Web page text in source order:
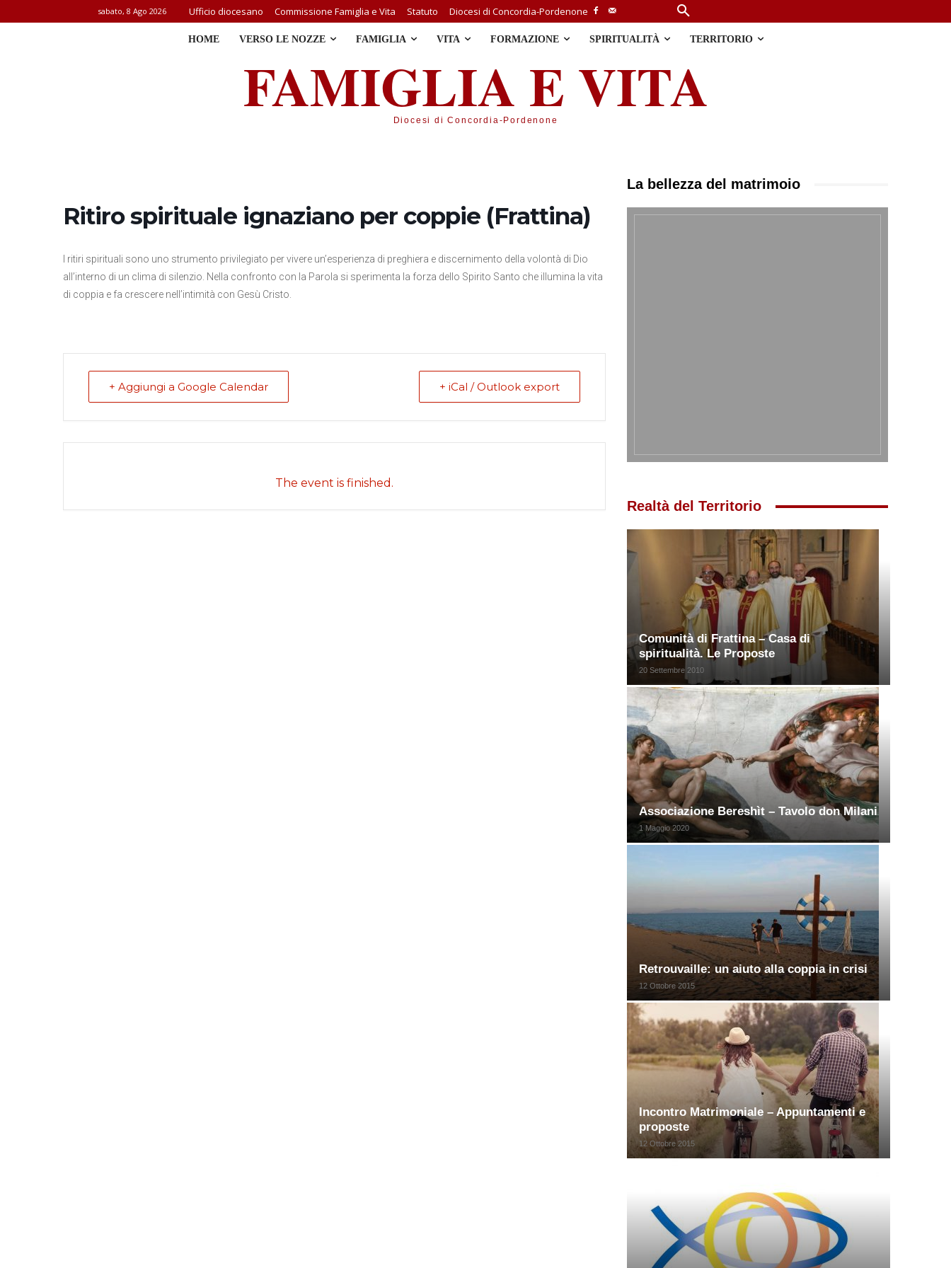
sabato, 8 Ago 2026 Ufficio diocesano Commissione Famiglia e Vita Statuto Diocesi di Concordia-Pordenone
HOME VERSO LE NOZZE FAMIGLIA VITA FORMAZIONE SPIRITUALITÀ TERRITORIO
FAMIGLIA E VITA
Diocesi di Concordia-Pordenone
Ritiro spirituale ignaziano per coppie (Frattina)
I ritiri spirituali sono uno strumento privilegiato per vivere un’esperienza di preghiera e discernimento della volontà di Dio
all’interno di un clima di silenzio. Nella confronto con la Parola si sperimenta la forza dello Spirito Santo che illumina la vita
di coppia e fa crescere nell’intimità con Gesù Cristo.
+ Aggiungi a Google Calendar + iCal / Outlook export
The event is finished.
La bellezza del matrimoio
Realtà del Territorio
Comunità di Frattina – Casa di
spiritualità. Le Proposte
20 Settembre 2010
Associazione Bereshìt – Tavolo don Milani
1 Maggio 2020
Retrouvaille: un aiuto alla coppia in crisi
12 Ottobre 2015
Incontro Matrimoniale – Appuntamenti e
proposte
12 Ottobre 2015